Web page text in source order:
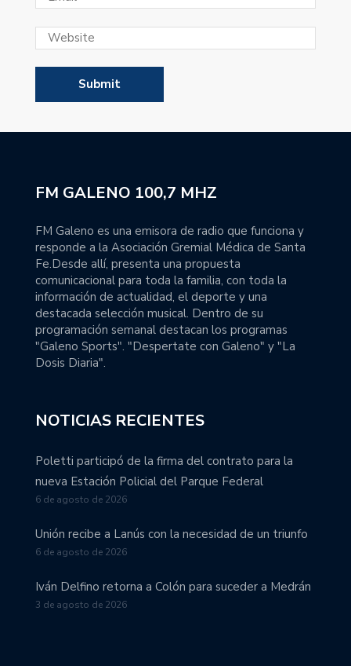
FM GALENO 100,7 MHZ
FM Galeno es una emisora de radio que funciona y
responde a la Asociación Gremial Médica de Santa
Fe.Desde allí, presenta una propuesta
comunicacional para toda la familia, con toda la
información de actualidad, el deporte y una
destacada selección musical. Dentro de su
programación semanal destacan los programas
"Galeno Sports". "Despertate con Galeno" y "La
Dosis Diaria".
NOTICIAS RECIENTES
Poletti participó de la firma del contrato para la
nueva Estación Policial del Parque Federal
6 de agosto de 2026
Unión recibe a Lanús con la necesidad de un triunfo
6 de agosto de 2026
Iván Delfino retorna a Colón para suceder a Medrán
3 de agosto de 2026